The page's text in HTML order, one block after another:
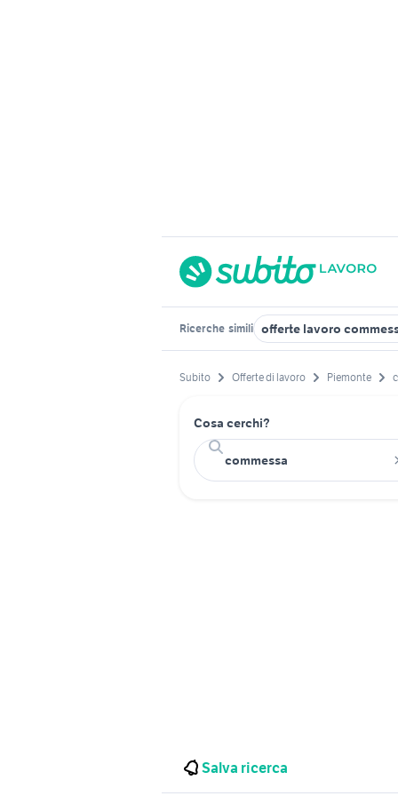
Ricerche simili offerte lavoro
Subito Offerte di lavoro Piemonte
Cosa cerchi?
Salva ricerca